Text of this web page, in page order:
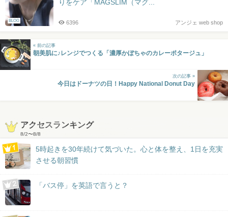
BLOG
りをケア「MAGSLIM（マグ...
アンジェ web shop
6396
« 前の記事
朝美肌に♪レンジでつくる「濃厚かぼちゃのカレーポタージュ」
次の記事 »
今日はドーナツの日！Happy National Donut Day
アクセスランキング
8/2〜8/8
5時起きを30年続けて気づいた。心と体を整え、1日を充実
させる朝習慣
「バス停」を英語で言うと？